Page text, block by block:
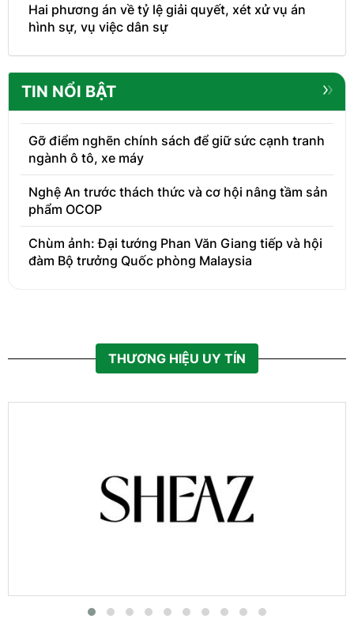
Hai phương án về tỷ lệ giải quyết, xét xử vụ án
hình sự, vụ việc dân sự
TIN NỔI BẬT
Gỡ điểm nghẽn chính sách để giữ sức cạnh tranh
ngành ô tô, xe máy
Nghệ An trước thách thức và cơ hội nâng tầm sản
phẩm OCOP
Chùm ảnh: Đại tướng Phan Văn Giang tiếp và hội
đàm Bộ trưởng Quốc phòng Malaysia
THƯƠNG HIỆU UY TÍN